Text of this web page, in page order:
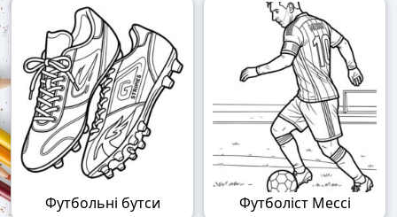
Футбольні бутси Футболіст Мессі